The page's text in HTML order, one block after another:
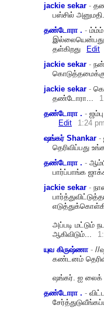
jackie sekar -
பஸ்சில்
தண்டோரா . -
தள்கிறது
Edit
jackie sekar -
jackie sekar -
தண்டோரா...
தண்டோரா . -
Edit
1:24 pm
ஷங்கர் Shankar -
தெரிவிப்பது
தண்டோரா . -
பார்ப்பாங்க
jackie sekar -
அப்படி மட்டும்
ஆகிவிடும்...
யுவ கிருஷ்ணா - //
கண்டனம்
ஷங்கர். ஐ லைக்
தண்டோரா . -